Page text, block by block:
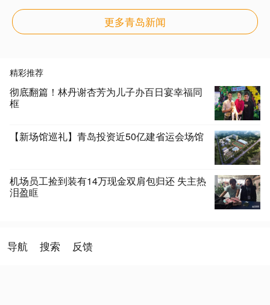
更多青岛新闻
精彩推荐
彻底翻篇！林丹谢杏芳为儿子办百日宴幸福同
框
【新场馆巡礼】青岛投资近50亿建省运会场馆
机场员工捡到装有14万现金双肩包归还 失主热
泪盈眶
导航 搜索 反馈